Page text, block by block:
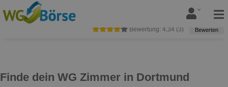
Finde dein WG Zimmer in Dortmund
Bewertung: 4,34 (3) Bewerten